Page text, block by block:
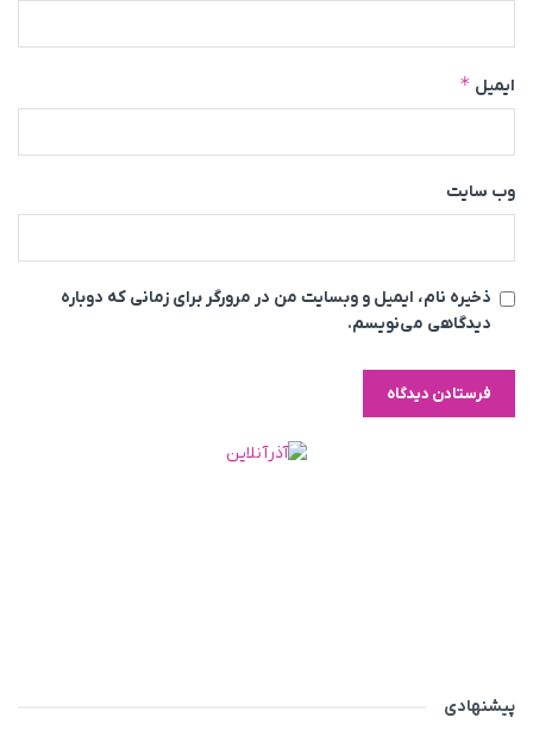
ایمیل *
وب‌ سایت
ذخیره نام، ایمیل و وبسایت من در مرورگر برای زمانی که دوباره
دیدگاهی می‌نویسم.
پیشنهادی